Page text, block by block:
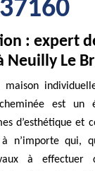
: expert
Neuilly Le
est un
d’esthétique et
n’importe qui,
à effectuer